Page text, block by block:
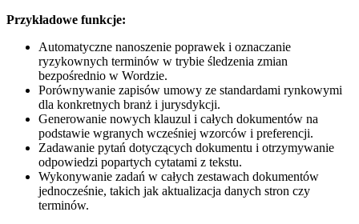
Przykładowe funkcje:
Automatyczne nanoszenie poprawek i oznaczanie
ryzykownych terminów w trybie śledzenia zmian
bezpośrednio w Wordzie.
Porównywanie zapisów umowy ze standardami rynkowymi
dla konkretnych branż i jurysdykcji.
Generowanie nowych klauzul i całych dokumentów na
podstawie wgranych wcześniej wzorców i preferencji.
Zadawanie pytań dotyczących dokumentu i otrzymywanie
odpowiedzi popartych cytatami z tekstu.
Wykonywanie zadań w całych zestawach dokumentów
jednocześnie, takich jak aktualizacja danych stron czy
terminów.